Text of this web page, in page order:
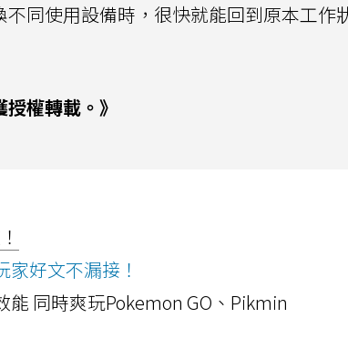
同使用設備時，很快就能回到原本工作
權轉載。》
好文不漏接！
能 同時爽玩Pokemon GO、Pikmin